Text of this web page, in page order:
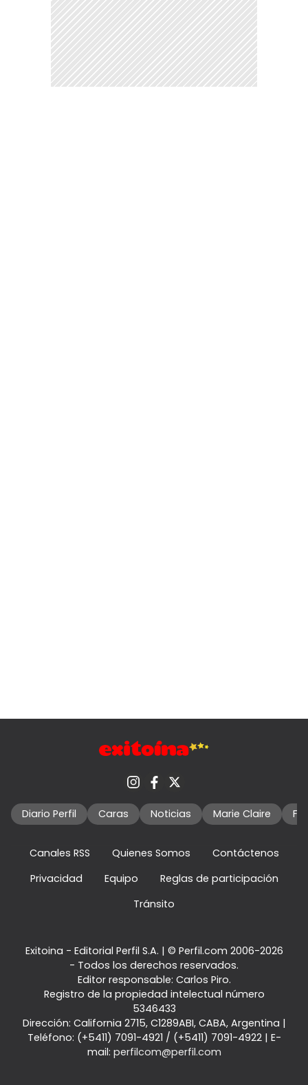
Diario Perfil Caras Noticias Marie Claire
Canales RSS Quienes Somos
Contáctenos
Privacidad
Equipo
Reglas de participación
Tránsito
Exitoina - Editorial Perfil S.A. | © Perfil.com 2006-2026
- Todos los derechos reservados.
Editor responsable: Carlos Piro.
Registro de la propiedad intelectual número
5346433
Dirección: California 2715, C1289ABI, CABA, Argentina |
Teléfono: (+5411) 7091-4921 / (+5411) 7091-4922| E-
mail: perfilcom@perfil.com